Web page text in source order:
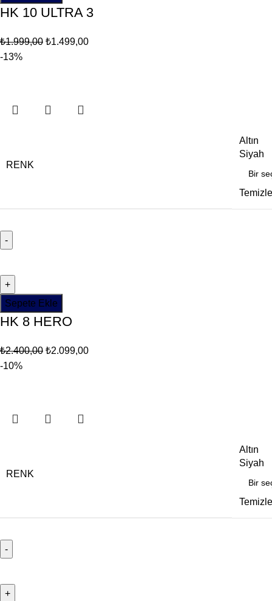
HK 10 ULTRA 3
₺1.999,00 ₺1.499,00
-13%
RENK
Altın
Siyah
Temizle
Sepete Ekle
HK 8 HERO
₺2.400,00 ₺2.099,00
-10%
RENK
Altın
Siyah
Temizle